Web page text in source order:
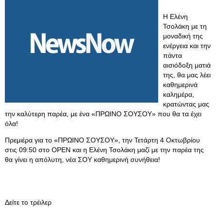
Η Ελένη
Τσολάκη με τη
μοναδική της
ενέργεια και την
πάντα
αισιόδοξη ματιά
της, θα μας λέει
καθημερινά
καλημέρα,
κρατώντας μας
την καλύτερη παρέα, με ένα «ΠΡΩΙΝΟ ΣΟΥΣΟΥ» που θα τα έχει
όλα!
Πρεμιέρα για το «ΠΡΩΙΝΟ ΣΟΥΣΟΥ», την Τετάρτη 4 Οκτωβρίου
στις 09:50 στο OPEN και η Ελένη Τσολάκη μαζί με την παρέα της
θα γίνει η απόλυτη, νέα ΣΟΥ καθημερινή συνήθεια!
Δείτε το τρέιλερ